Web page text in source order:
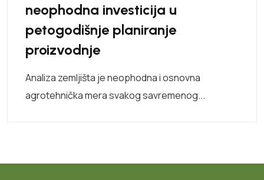
neophodna investicija u
petogodišnje planiranje
proizvodnje
Analiza zemljišta je neophodna i osnovna
agrotehnička mera svakog savremenog...